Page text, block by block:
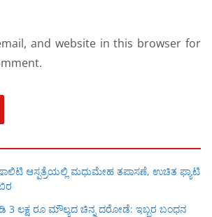
and website in this browser for
ಆಸ್ಪತ್ರೆಯಲ್ಲಿ ಮಧುಮೇಹ ತಪಾಸಣೆ, ಉಚಿತ ಫ್ಯಾಟಿ
3 ಲಕ್ಷ ರೂ ಮೌಲ್ಯದ ಚಿನ್ನ ದರೋಡೆ: ಇಬ್ಬರ ಬಂಧನ